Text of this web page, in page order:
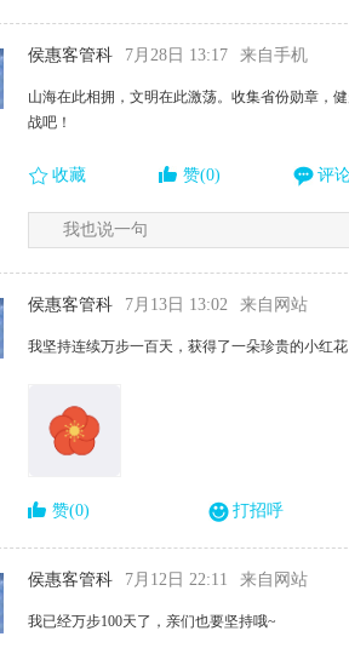
侯惠客管科 7月28日 13:17 来自手机
山海在此相拥，文明在此激荡。收集省份勋章，
战吧！
收藏 赞(0) 评
我也说一句
侯惠客管科 7月13日 13:02 来自网站
我坚持连续万步一百天，获得了一朵珍贵的小红
赞(0) 打招呼
侯惠客管科 7月12日 22:11 来自网站
我已经万步100天了，亲们也要坚持哦~